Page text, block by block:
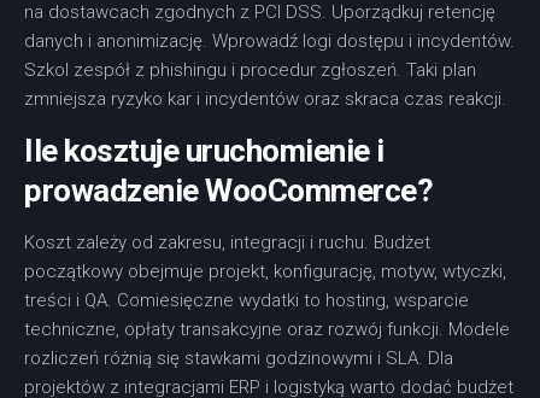
na dostawcach zgodnych z PCI DSS. Uporządkuj retencję
danych i anonimizację. Wprowadź logi dostępu i incydentów.
Szkol zespół z phishingu i procedur zgłoszeń. Taki plan
zmniejsza ryzyko kar i incydentów oraz skraca czas reakcji.
Ile kosztuje uruchomienie i
prowadzenie WooCommerce?
Koszt zależy od zakresu, integracji i ruchu. Budżet
początkowy obejmuje projekt, konfigurację, motyw, wtyczki,
treści i QA. Comiesięczne wydatki to hosting, wsparcie
techniczne, opłaty transakcyjne oraz rozwój funkcji. Modele
rozliczeń różnią się stawkami godzinowymi i SLA. Dla
projektów z integracjami ERP i logistyką warto dodać budżet